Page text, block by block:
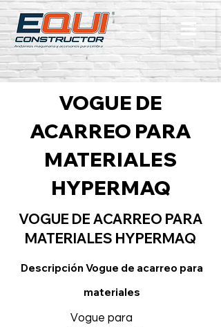
VOGUE DE
ACARREO PARA
MATERIALES
HYPERMAQ
VOGUE DE ACARREO PARA
MATERIALES HYPERMAQ
Descripción Vogue de acarreo para
materiales
Vogue para